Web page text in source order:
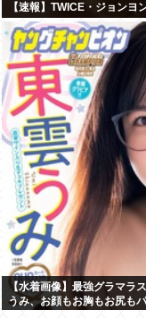
【速報】TWICE・ジョンヨ
【水着画像】最強グラマラ
うみ、お顔もお胸もお尻も